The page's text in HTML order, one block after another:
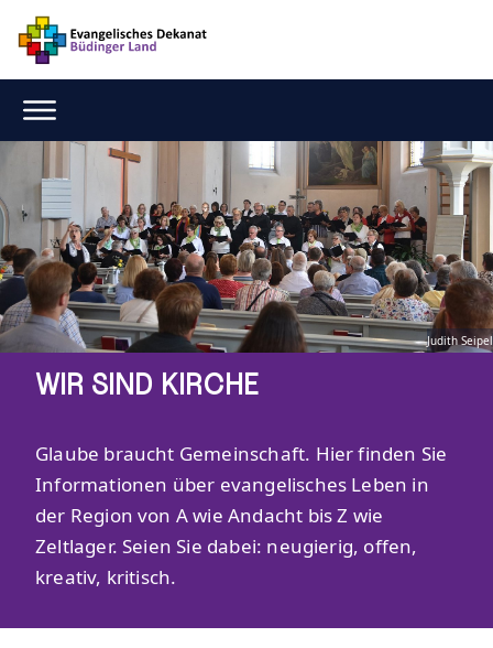
Judith Seipel
WIR SIND KIRCHE
Glaube braucht Gemeinschaft. Hier finden Sie
Informationen über evangelisches Leben in
der Region von A wie Andacht bis Z wie
Zeltlager. Seien Sie dabei: neugierig, offen,
kreativ, kritisch.